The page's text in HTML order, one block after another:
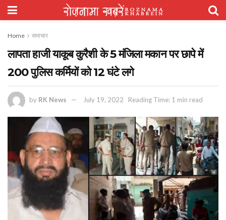
Home समाचार
लापता हाजी याकूब कुरैशी के 5 मंजिला मकान पर छापे में
200 पुलिस कर्मियों को 12 घंटे लगे
by RK News July 19, 2022 Reading Time: 1 min read